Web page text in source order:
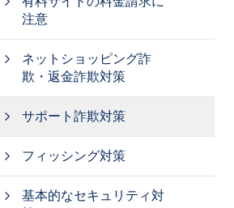
注意
ネットショッピング詐
欺・返金詐欺対策
サポート詐欺対策
フィッシング対策
基本的なセキュリティ対